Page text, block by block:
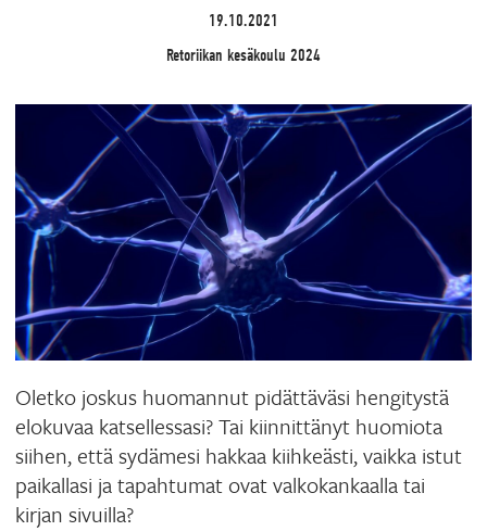
19.10.2021
Retoriikan kesäkoulu 2024
Oletko joskus huomannut pidättäväsi hengitystä
elokuvaa katsellessasi? Tai kiinnittänyt huomiota
siihen, että sydämesi hakkaa kiihkeästi, vaikka istut
paikallasi ja tapahtumat ovat valkokankaalla tai
kirjan sivuilla?